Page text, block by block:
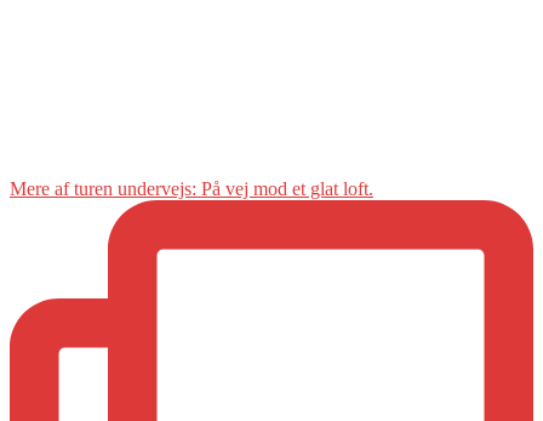
Mere af turen undervejs: På vej mod et glat loft.